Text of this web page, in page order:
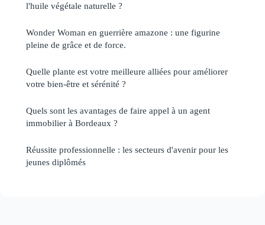
l'huile végétale naturelle ?
Wonder Woman en guerrière amazone : une figurine
pleine de grâce et de force.
Quelle plante est votre meilleure alliées pour améliorer
votre bien-être et sérénité ?
Quels sont les avantages de faire appel à un agent
immobilier à Bordeaux ?
Réussite professionnelle : les secteurs d'avenir pour les
jeunes diplômés